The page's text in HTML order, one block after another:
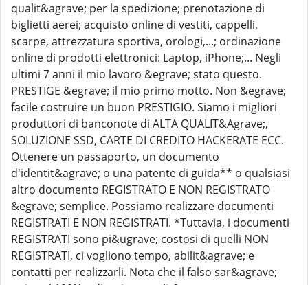
qualit&agrave; per la spedizione; prenotazione di
biglietti aerei; acquisto online di vestiti, cappelli,
scarpe, attrezzatura sportiva, orologi,...; ordinazione
online di prodotti elettronici: Laptop, iPhone;... Negli
ultimi 7 anni il mio lavoro &egrave; stato questo.
PRESTIGE &egrave; il mio primo motto. Non &egrave;
facile costruire un buon PRESTIGIO. Siamo i migliori
produttori di banconote di ALTA QUALIT&Agrave;,
SOLUZIONE SSD, CARTE DI CREDITO HACKERATE ECC.
Ottenere un passaporto, un documento
d'identit&agrave; o una patente di guida** o qualsiasi
altro documento REGISTRATO E NON REGISTRATO
&egrave; semplice. Possiamo realizzare documenti
REGISTRATI E NON REGISTRATI. *Tuttavia, i documenti
REGISTRATI sono pi&ugrave; costosi di quelli NON
REGISTRATI, ci vogliono tempo, abilit&agrave; e
contatti per realizzarli. Nota che il falso sar&agrave;